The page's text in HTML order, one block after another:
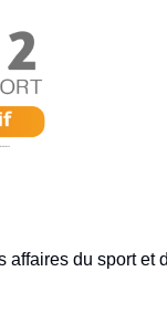
du sport et